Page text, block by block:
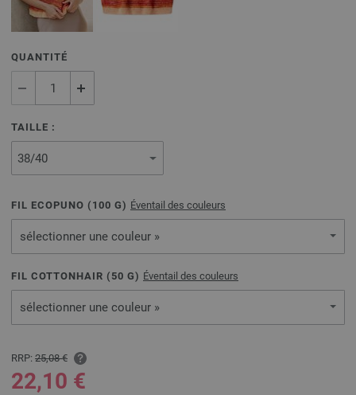
QUANTITÉ
TAILLE :
FIL ECOPUNO ( 100 G) Éventail des couleurs
sélectionner une couleur »
FIL COTTONHAIR ( 50 G) Éventail des couleurs
sélectionner une couleur »
RRP: 25,08 €
22,10 €